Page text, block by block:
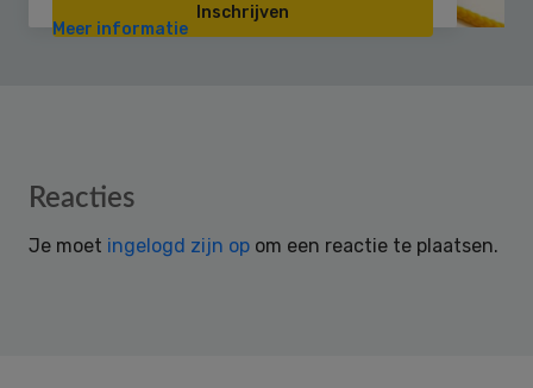
Inschrijven
Meer informatie
Reader
Reacties
Je moet ingelogd zijn op om een reactie te plaatsen.